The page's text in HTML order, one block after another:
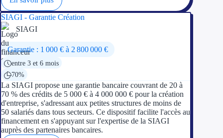
SIAGI - Garantie Création
SIAGI
Garantie : 1 000 € à 2 800 000 €
entre 3 et 6 mois
70%
La SIAGI propose une garantie bancaire couvrant de 20 à
70 % des crédits de 5 000 € à 4 000 000 € pour la création
d'entreprise, s'adressant aux petites structures de moins de
50 salariés dans tous secteurs. Ce dispositif facilite l'accès au
financement en s'appuyant sur l'expertise de la SIAGI
auprès des partenaires bancaires.